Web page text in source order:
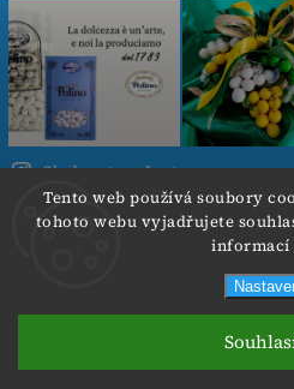
Tento web používá soubory
tohoto webu vyjadřujete
informací
Od 3.8.- 6.8.2026 neposíláme
nadměrného tepla. Děkuji za
Sledovat na Instagramu
Copyright 2026
Shoptet|